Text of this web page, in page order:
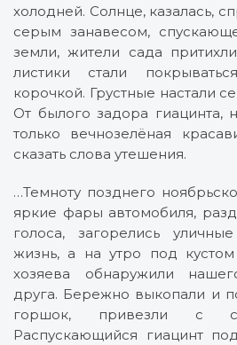
холодней. Солнце, казалась,
серым занавесом,
земли, жители сада
листики стали
корочкой. Грустные настали
От былого задора гиацинта,
только вечнозелёная
сказать слова утешения.
…Темноту позднего
яркие фары автомобиля,
голоса, загорелись
жизнь, а на утро под
хозяева обнаружили
друга. Бережно выкопали и
горшок, привезли с
Распускающийся гиацинт